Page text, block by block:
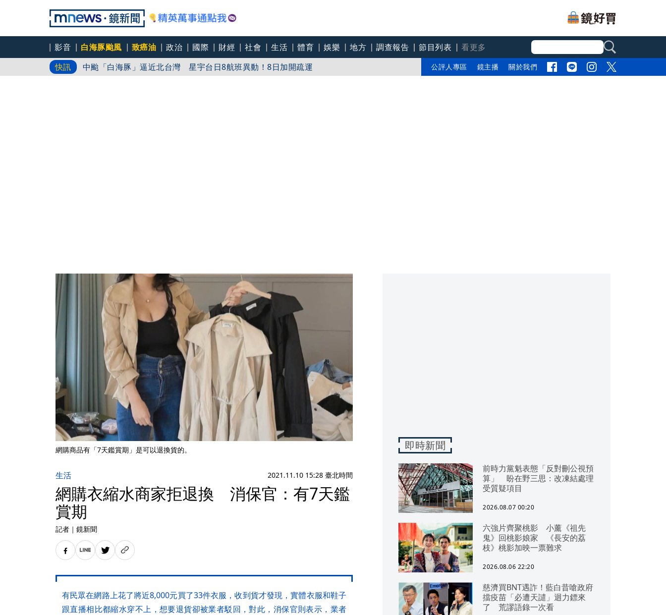
影音 白海豚颱風 致癌油 政治 國際 財經 社會 生活 體育 娛樂 地方 調查報告 節目列表
看更多
快訊
中颱「白海豚」逼近北台灣 星宇台日8航班異動！8日加開疏運
笑著笑著就哭了 被遺忘的日本喜劇天才川島雄三 4K修復重返大銀幕
公評人專區 鏡主播 關於我們
網購商品有「7天鑑賞期」是可以退換貨的。
生活 2021.11.10 15:28 臺北時間
網購衣縮水商家拒退換 消保官：有7天鑑
賞期
記者 ｜ 鏡新聞
有民眾在網路上花了將近8,000元買了33件衣服，收到貨才發現，實體衣服和鞋子
跟直播相比都縮水穿不上，想要退貨卻被業者駁回，對此，消保官則表示，業者
即時新聞
前時力黨魁表態「反對刪公視預
算」 盼在野三思：改凍結處理
受質疑項目
2026.08.07 00:20
六強片齊聚桃影 小薰《祖先
鬼》回桃影娘家 《長安的荔
枝》桃影加映一票難求
2026.08.06 22:20
慈濟買BNT遇詐！藍白昔嗆政府
擋疫苗「必遭天譴」迴力鏢來
了 荒謬語錄一次看